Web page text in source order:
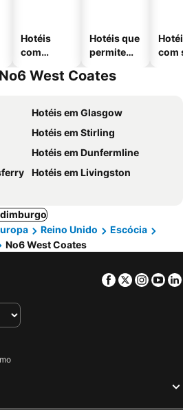
Hotéis
com
Hotéis que
permitem
com
West Coates
Hotéis em Glasgow
Hotéis em Stirling
Hotéis em Dunfermline
Hotéis em Livingston
Reino Unido
Escócia
No6 West Coates
Facebook
Twitter